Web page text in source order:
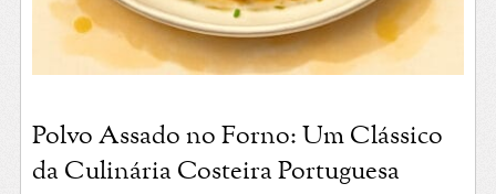
Polvo Assado no Forno: Um Clássico
da Culinária Costeira Portuguesa